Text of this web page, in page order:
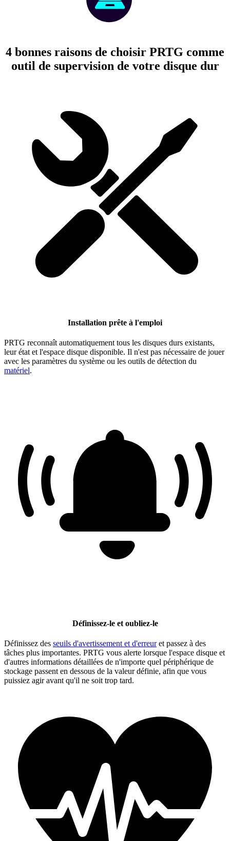
4 bonnes raisons de choisir PRTG comme
outil de supervision de votre disque dur
Installation prête à l'emploi
PRTG reconnaît automatiquement tous les disques durs existants,
leur état et l'espace disque disponible. Il n'est pas nécessaire de jouer
avec les paramètres du système ou les outils de détection du
matériel.
Définissez-le et oubliez-le
Définissez des seuils d'avertissement et d'erreuret passez à des
tâches plus importantes. PRTG vous alerte lorsque l'espace disque et
d'autres informations détaillées de n'importe quel périphérique de
stockage passent en dessous de la valeur définie, afin que vous
puissiez agir avant qu'il ne soit trop tard.